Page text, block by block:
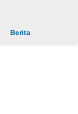
Berita